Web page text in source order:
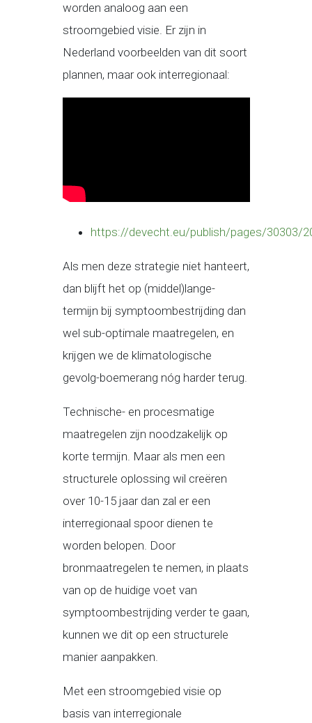
worden analoog aan een
stroomgebied visie. Er zijn in
Nederland voorbeelden van dit soort
plannen, maar ook interregionaal:
https://devecht.eu/publish/pages/30303/
Als men deze strategie niet hanteert,
dan blijft het op (middel)lange-
termijn bij symptoombestrijding dan
wel sub-optimale maatregelen, en
krijgen we de klimatologische
gevolg-boemerang nóg harder terug.
Technische- en procesmatige
maatregelen zijn noodzakelijk op
korte termijn. Maar als men een
structurele oplossing wil creëren
over 10-15 jaar dan zal er een
interregionaal spoor dienen te
worden belopen. Door
bronmaatregelen te nemen, in plaats
van op de huidige voet van
symptoombestrijding verder te gaan,
kunnen we dit op een structurele
manier aanpakken.
Met een stroomgebied visie op
basis van interregionale